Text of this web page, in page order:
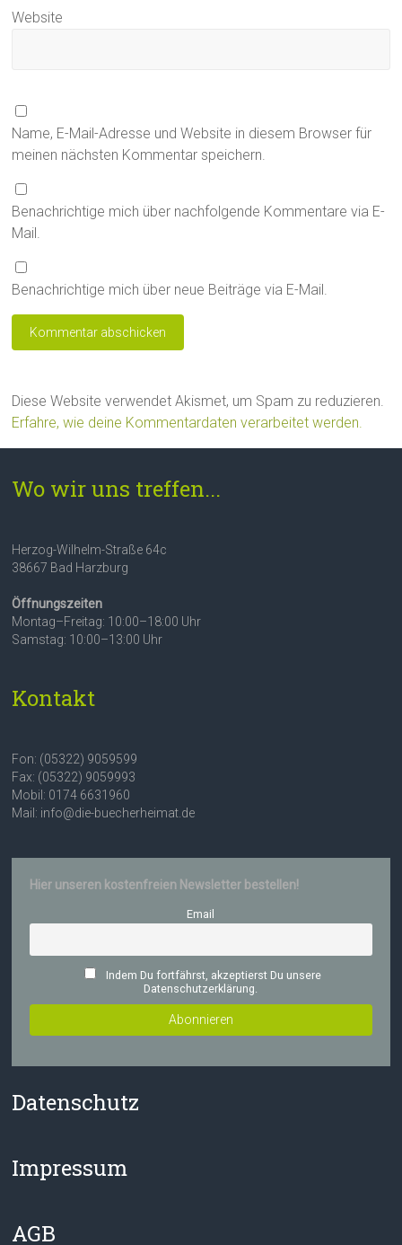
Website
Name, E-Mail-Adresse und Website in diesem Browser für
meinen nächsten Kommentar speichern.
Benachrichtige mich über nachfolgende Kommentare via E-
Mail.
Benachrichtige mich über neue Beiträge via E-Mail.
Diese Website verwendet Akismet, um Spam zu reduzieren.
Erfahre, wie deine Kommentardaten verarbeitet werden.
Wo wir uns treffen...
Herzog-Wilhelm-Straße 64c
38667 Bad Harzburg
Öffnungszeiten
Montag–Freitag: 10:00–18:00 Uhr
Samstag: 10:00–13:00 Uhr
Kontakt
Fon: (05322) 9059599
Fax: (05322) 9059993
Mobil: 0174 6631960
Mail: info@die-buecherheimat.de
Hier unseren kostenfreien Newsletter bestellen!
Email
Indem Du fortfährst, akzeptierst Du unsere
Datenschutzerklärung.
Datenschutz
Impressum
AGB